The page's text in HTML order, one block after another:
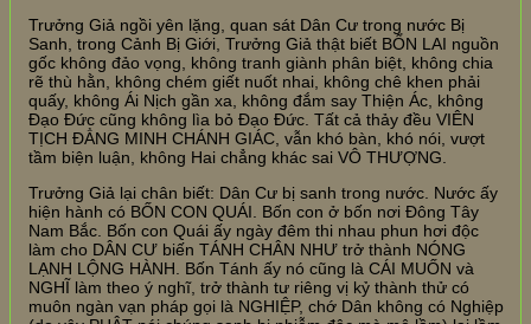
Trưởng Giả ngồi yên lặng, quan sát Dân Cư trong nước Bị
Sanh, trong Cảnh Bị Giới, Trưởng Giả thật biết BỔN LAI nguồn
gốc không đảo vọng, không tranh giành phân biệt, không chia
rẽ thù hằn, không chém giết nuốt nhai, không chê khen phải
quấy, không Ái Nịch gần xa, không đắm say Thiện Ác, không
Đạo Đức cũng không lìa bỏ Đạo Đức. Tất cả thảy đều VIÊN
TỊCH ĐẲNG MINH CHÁNH GIÁC, vẫn khó bàn, khó nói, vượt
tầm biện luận, không Hai chẳng khác sai VÔ THƯỢNG.
Trưởng Giả lại chân biết: Dân Cư bị sanh trong nước. Nước ấy
hiện hành có BỐN CON QUÁI. Bốn con ở bốn nơi Đông Tây
Nam Bắc. Bốn con Quái ấy ngày đêm thi nhau phun hơi độc
làm cho DÂN CƯ biến TÁNH CHÂN NHƯ trở thành NÓNG
LẠNH LỘNG HÀNH. Bốn Tánh ấy nó cũng là CÁI MUỐN và
NGHĨ làm theo ý nghĩ, trở thành tư riêng vị kỷ thành thử có
muôn ngàn vạn pháp gọi là NGHIỆP, chớ Dân không có Nghiệp